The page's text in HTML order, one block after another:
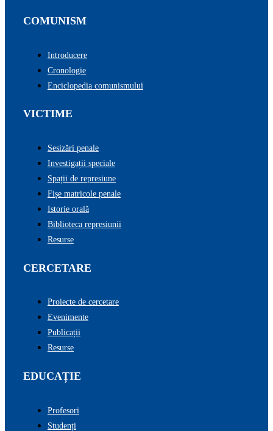
COMUNISM
Introducere
Cronologie
Enciclopedia comunismului
VICTIME
Sesizări penale
Investigații speciale
Spații de represiune
Fișe matricole penale
Istorie orală
Biblioteca represiunii
Resurse
CERCETARE
Proiecte de cercetare
Evenimente
Publicații
Resurse
EDUCAȚIE
Profesori
Studenți